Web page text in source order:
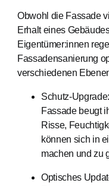
Obwohl die Fassade
Erhalt eines
Eigentümer:innen
Fassadensanierung
verschiedenen
Schutz-
Fassade beugt
Risse,
können sich in
machen und zu
Optisches